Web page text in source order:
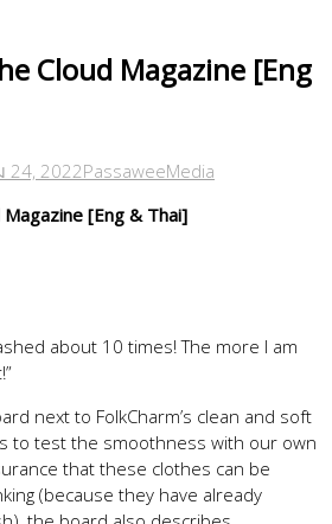
Cloud Magazine [Eng
24, 2022PassaweeMedia
[Eng & Thai]
about 10 times! The more I am
next to FolkCharm’s clean and soft
to test the smoothness with our own
that these clothes can be
(because they have already